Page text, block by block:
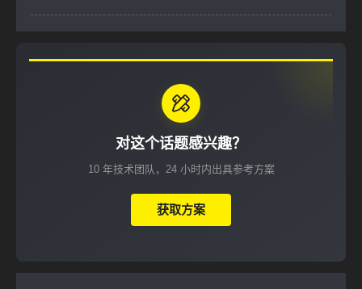
对这个话题感兴趣？
10 年技术团队，24 小时内出具参考方案
获取方案